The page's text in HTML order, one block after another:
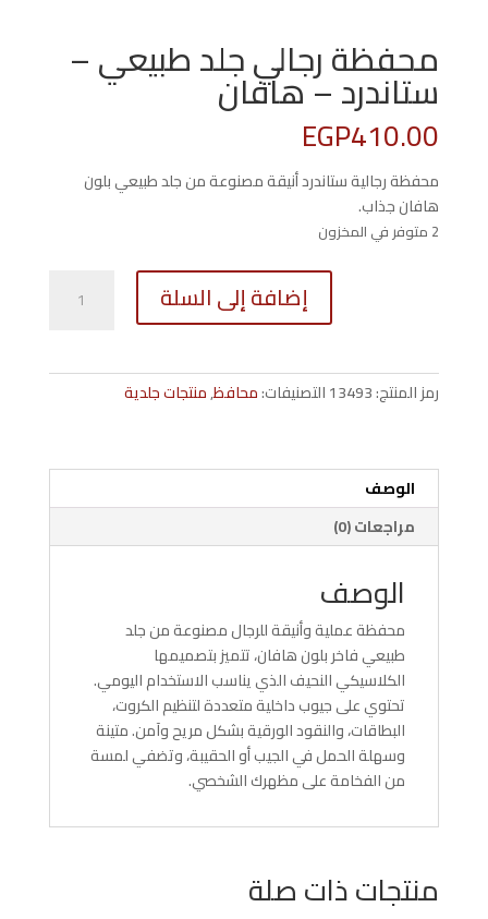
محفظة رجالي جلد طبيعي –
ستاندرد – هافان
EGP410.00
محفظة رجالية ستاندرد أنيقة مصنوعة من جلد طبيعي بلون
هافان جذاب.
2 متوفر في المخزون
محفظة
طبيعي
إضافة إلى السلة
رمز المنتج:13493التصنيفات:محافظ,منتجات جلدية
الوصف
مراجعات (0)
الوصف
محفظة عملية وأنيقة للرجال مصنوعة من جلد
طبيعي فاخر بلون هافان، تتميز بتصميمها
الكلاسيكي النحيف الذي يناسب الاستخدام اليومي.
تحتوي على جيوب داخلية متعددة لتنظيم الكروت،
البطاقات، والنقود الورقية بشكل مريح وآمن. متينة
وسهلة الحمل في الجيب أو الحقيبة، وتضفي لمسة
من الفخامة على مظهرك الشخصي.
منتجات ذات صلة